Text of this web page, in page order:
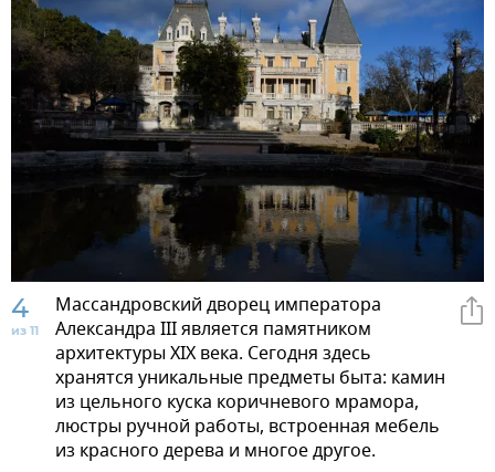
4
из 11
Массандровский дворец императора
Александра III является памятником
архитектуры XIX века. Сегодня здесь
хранятся уникальные предметы быта: камин
из цельного куска коричневого мрамора,
люстры ручной работы, встроенная мебель
из красного дерева и многое другое.